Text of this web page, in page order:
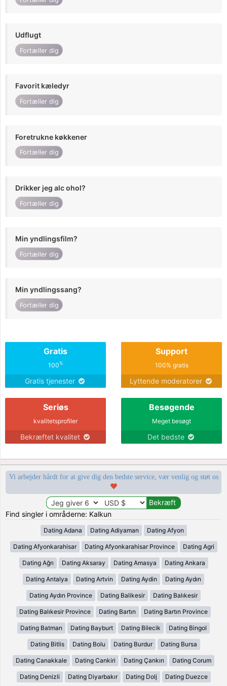
Udflugt
Fortæller dig
Favorit kæledyr
Fortæller dig
Foretrukne køkkener
Fortæller dig
Drikker jeg alc ohol?
Fortæller dig
Min yndlingsfilm?
Fortæller dig
Min yndlingssang?
Fortæller dig
Gratis
100%
Gratis tjenester
Support
100% gratis
Lyttende moderatorer
Seriøs
kvalitetsprofiler
Bekræftet kvalitet
Besøgende
Meget besøgt
Det bedste
Vi arbejder hårdt for at give dig den bedste service, vær venlig og støt os
Find singler i områderne: Kalkun
Dating Adana Dating Adiyaman Dating Afyon
Dating Afyonkarahisar Dating Afyonkarahisar Province Dating Agri
Dating Ağrı Dating Aksaray Dating Amasya Dating Ankara
Dating Antalya Dating Artvin Dating Aydin Dating Aydın
Dating Aydın Province Dating Balikesir Dating Balıkesir
Dating Balıkesir Province Dating Bartın Dating Bartın Province
Dating Batman Dating Bayburt Dating Bilecik Dating Bingol
Dating Bitlis Dating Bolu Dating Burdur Dating Bursa
Dating Canakkale Dating Cankiri Dating Çankırı Dating Corum
Dating Denizli Dating Diyarbakır Dating Dolj Dating Duezce